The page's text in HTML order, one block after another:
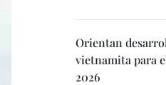
Orientan
vietnamita para
2026